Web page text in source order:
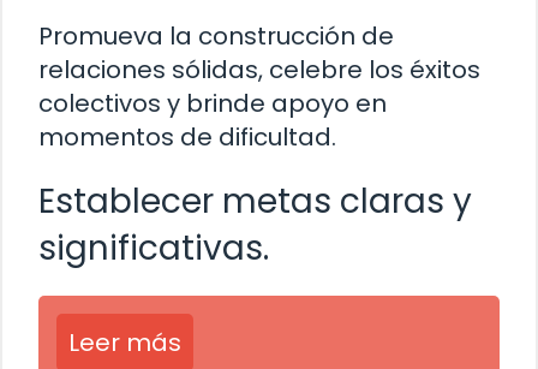
Promueva la construcción de
relaciones sólidas, celebre los éxitos
colectivos y brinde apoyo en
momentos de dificultad.
Establecer metas claras y
significativas.
Leer más